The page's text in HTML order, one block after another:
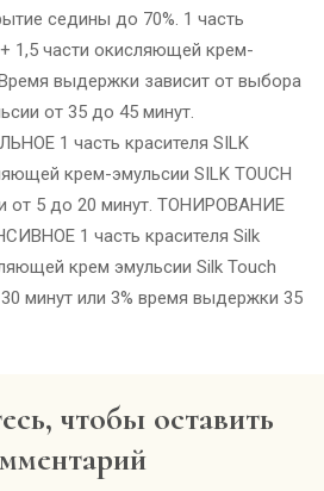
седины до 70%. 1 часть
+ 1,5 части окисляющей крем-
выдержки зависит от выбора
от 35 до 45 минут.
1 часть красителя SILK
крем-эмульсии SILK TOUCH
от 5 до 20 минут. ТОНИРОВАНИЕ
1 часть красителя Silk
крем эмульсии Silk Touch
минут или 3% время выдержки 35
чтобы оставить